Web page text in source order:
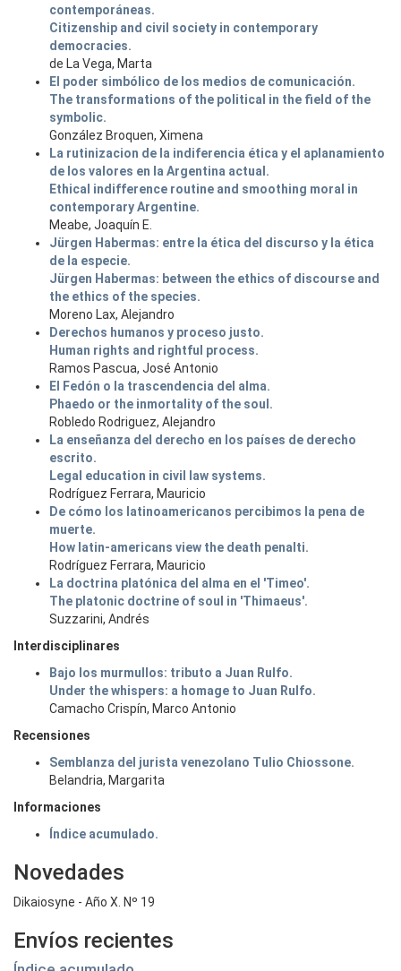
contemporáneas.
Citizenship and civil society in contemporary
democracies.
de La Vega, Marta
El poder simbólico de los medios de comunicación.
The transformations of the political in the field of the
symbolic.
González Broquen, Ximena
La rutinizacion de la indiferencia ética y el aplanamiento
de los valores en la Argentina actual.
Ethical indifference routine and smoothing moral in
contemporary Argentine.
Meabe, Joaquín E.
Jürgen Habermas: entre la ética del discurso y la ética
de la especie.
Jürgen Habermas: between the ethics of discourse and
the ethics of the species.
Moreno Lax, Alejandro
Derechos humanos y proceso justo.
Human rights and rightful process.
Ramos Pascua, José Antonio
El Fedón o la trascendencia del alma.
Phaedo or the inmortality of the soul.
Robledo Rodriguez, Alejandro
La enseñanza del derecho en los países de derecho
escrito.
Legal education in civil law systems.
Rodríguez Ferrara, Mauricio
De cómo los latinoamericanos percibimos la pena de
muerte.
How latin-americans view the death penalti.
Rodríguez Ferrara, Mauricio
La doctrina platónica del alma en el 'Timeo'.
The platonic doctrine of soul in 'Thimaeus'.
Suzzarini, Andrés
Interdisciplinares
Bajo los murmullos: tributo a Juan Rulfo.
Under the whispers: a homage to Juan Rulfo.
Camacho Crispín, Marco Antonio
Recensiones
Semblanza del jurista venezolano Tulio Chiossone.
Belandria, Margarita
Informaciones
Índice acumulado.
Novedades
Dikaiosyne - Año X. Nº 19
Envíos recientes